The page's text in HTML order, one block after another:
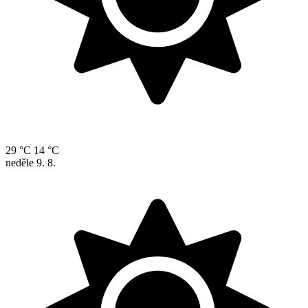
29 °C 14 °C
neděle 9. 8.